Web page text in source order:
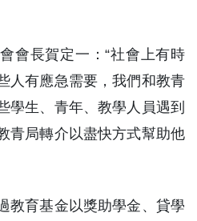
會長賀定一：“社會上有時
人有應急需要，我們和教青
學生、青年、教學人員遇到
青局轉介以盡快方式幫助他
教育基金以獎助學金、貸學